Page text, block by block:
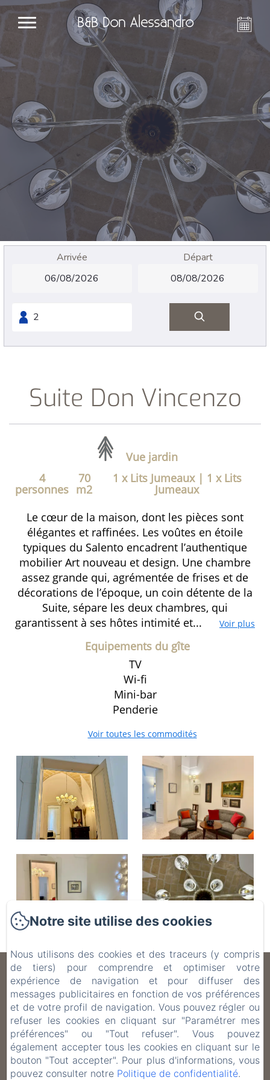
B&B Don Alessandro
Arrivée Départ
Suite Don Vincenzo
Vue jardin
4
personnes
70
m2
1 x Lits Jumeaux| 1 x Lits
Jumeaux
Le cœur de la maison, dont les pièces sont
élégantes et raffinées. Les voûtes en étoile
typiques du Salento encadrent l’authentique
mobilier Art nouveau et design. Une chambre
assez grande qui, agrémentée de frises et de
décorations de l’époque, un coin détente de la
Suite, sépare les deux chambres, qui
garantissent à ses hôtes intimité et...
Voir plus
Equipements du gîte
TV
Wi-fi
Mini-bar
Penderie
Voir toutes les commodités
B&B Don Alessandro
Politique de confidentialitéInformations légales
Informations sur les cookies
Via Brunetti 23, Surbo, 73010, Italie
info@bbdonalessandro.it
+39 3472108434
Notre site utilise des cookies
Nous utilisons des cookies et des traceurs (y compris
de tiers) pour comprendre et optimiser votre
expérience de navigation et pour diffuser des
messages publicitaires en fonction de vos préférences
et de votre profil de navigation. Vous pouvez régler ou
refuser les cookies en cliquant sur "Paramétrer mes
préférences" ou "Tout refuser". Vous pouvez
également accepter tous les cookies en cliquant sur le
bouton "Tout accepter". Pour plus d'informations, vous
pouvez consulter notre Politique de confidentialité.